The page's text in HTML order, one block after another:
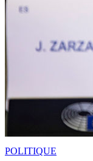
POLITIQUE